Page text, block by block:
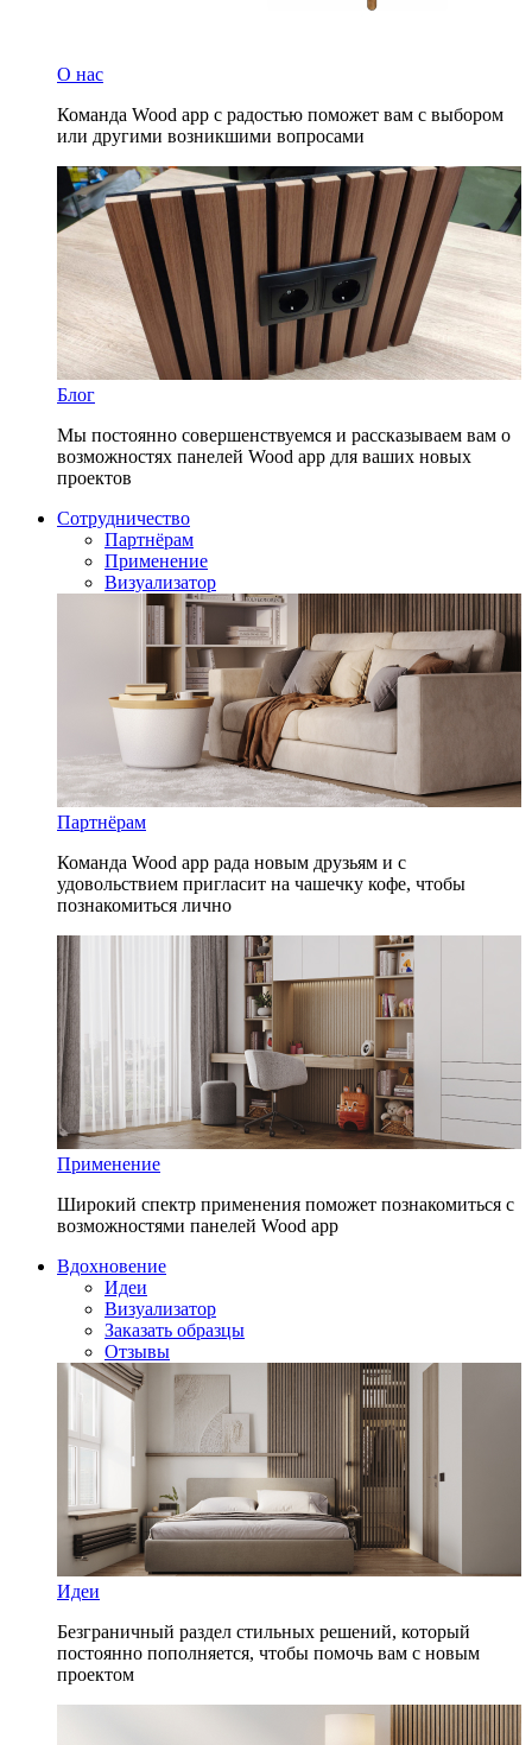
О нас
Команда Wood app с радостью поможет вам с выбором
или другими возникшими вопросами
Блог
Мы постоянно совершенствуемся и рассказываем вам о
возможностях панелей Wood app для ваших новых
проектов
Сотрудничество
Партнёрам
Применение
Визуализатор
Партнёрам
Команда Wood app рада новым друзьям и с
удовольствием пригласит на чашечку кофе, чтобы
познакомиться лично
Применение
Широкий спектр применения поможет познакомиться с
возможностями панелей Wood app
Вдохновение
Идеи
Визуализатор
Заказать образцы
Отзывы
Идеи
Безграничный раздел стильных решений, который
постоянно пополняется, чтобы помочь вам с новым
проектом